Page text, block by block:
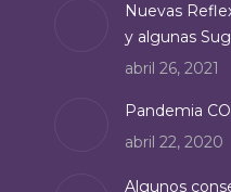
Nuevas
y algunas
abril 26, 2021
Pandemia
abril 22, 2020
Algunos